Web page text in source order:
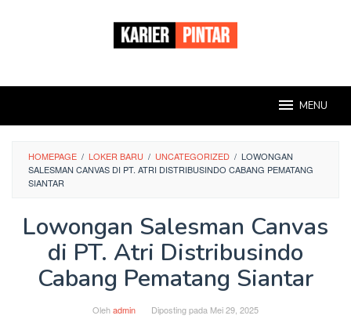
MENU
HOMEPAGE / LOKER BARU / UNCATEGORIZED / LOWONGAN
SALESMAN CANVAS DI PT. ATRI DISTRIBUSINDO CABANG PEMATANG
SIANTAR
Lowongan Salesman Canvas
di PT. Atri Distribusindo
Cabang Pematang Siantar
Olehadmin Diposting pada Mei 29, 2025